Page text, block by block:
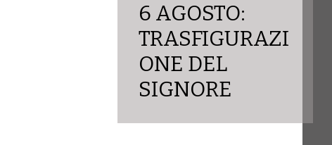
6 AGOSTO:
TRASFIGURAZI
ONE DEL
SIGNORE